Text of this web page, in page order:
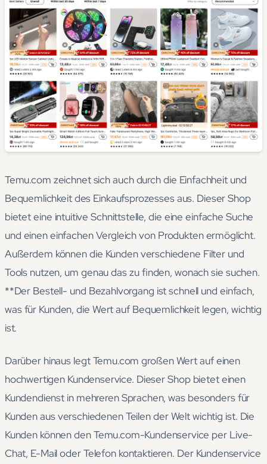
Temu.com zeichnet sich auch durch die Einfachheit und
Bequemlichkeit des Einkaufsprozesses aus. Dieser Shop
bietet eine intuitive Schnittstelle, die eine einfache Suche
und einen einfachen Vergleich von Produkten ermöglicht.
Außerdem können die Kunden verschiedene Filter und
Tools nutzen, um genau das zu finden, wonach sie suchen.
**Der Bestell- und Bezahlvorgang ist schnell und einfach,
was für Kunden, die Wert auf Bequemlichkeit legen, wichtig
ist.
Darüber hinaus legt Temu.com großen Wert auf einen
hochwertigen Kundenservice. Dieser Shop bietet einen
Kundendienst in mehreren Sprachen, was besonders für
Kunden aus verschiedenen Teilen der Welt wichtig ist. Die
Kunden können den Temu.com-Kundenservice per Live-
Chat, E-Mail oder Telefon kontaktieren. Der Kundenservice